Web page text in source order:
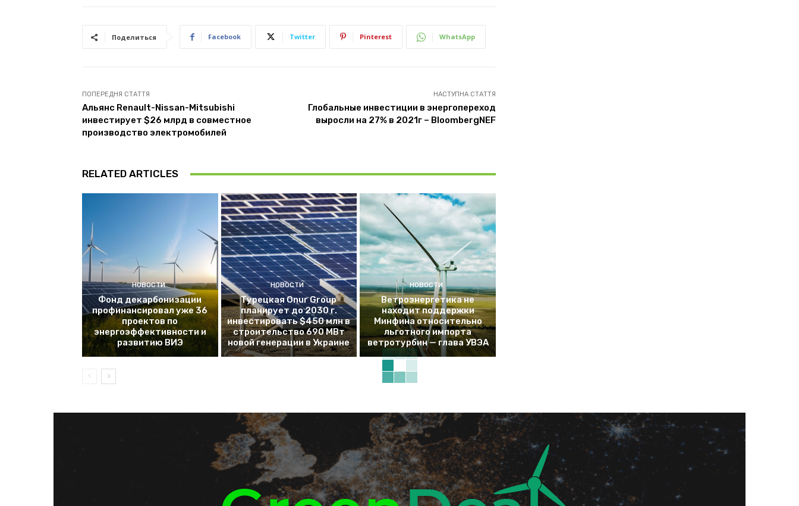
Поделиться Facebook Twitter Pinterest WhatsApp
ПОПЕРЕДНЯ СТАТТЯ
Альянс Renault-Nissan-Mitsubishi
инвестирует $26 млрд в совместное
производство электромобилей
НАСТУПНА СТАТТЯ
Глобальные инвестиции в энергопереход
выросли на 27% в 2021г – BloombergNEF
RELATED ARTICLES
НОВОСТИ
Фонд декарбонизации
профинансировал уже 36
проектов по
энергоэффективности и
развитию ВИЭ
НОВОСТИ
Турецкая Onur Group
планирует до 2030 г.
инвестировать $450 млн в
строительство 690 МВт
новой генерации в Украине
НОВОСТИ
Ветроэнергетика не
находит поддержки
Минфина относительно
льготного импорта
ветротурбин — глава УВЭА